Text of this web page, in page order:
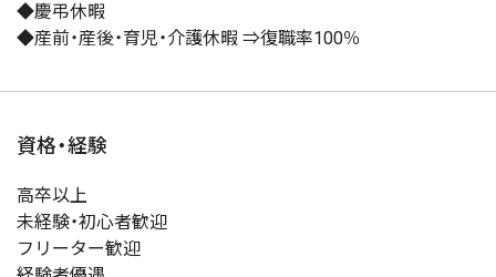
◆慶弔休暇
◆産前・産後・育児・介護休暇 ⇒復職率100％
資格・経験
高卒以上
未経験・初心者歓迎
フリーター歓迎